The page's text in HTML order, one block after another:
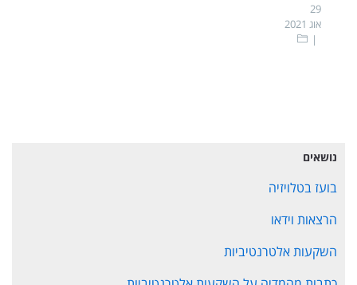
29
אוג 2021
נושאים
בועז בטלויזיה
הרצאות וידאו
השקעות אלטרנטיביות